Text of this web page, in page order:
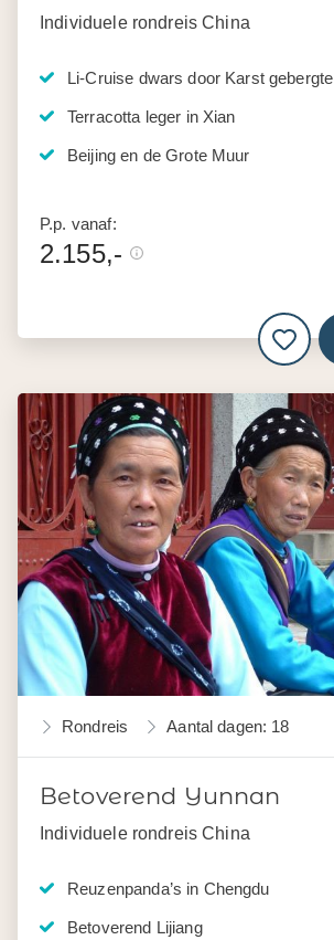
Individuele rondreis China
Li-Cruise dwars door Karst gebergte
Terracotta leger in Xian
Beijing en de Grote Muur
P.p. vanaf:
2.155,-
Rondreis Aantal dagen: 18
Betoverend Yunnan
Individuele rondreis China
Reuzenpanda’s in Chengdu
Betoverend Lijiang